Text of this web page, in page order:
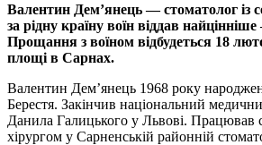
Валентин Дем’янець — стоматолог із
за рідну країну воїн віддав
Прощання з воїном відбудеться 18
площі в Сарнах.
Валентин Дем’янець 1968 року
Берестя. Закінчив національний
Данила Галицького у Львові. Працював
хірургом у Сарненській районній